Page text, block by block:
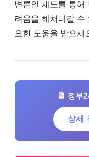
변론인 제도를 통해
려움을 헤쳐나갈 수
요한 도움을 받으세
정부
상세